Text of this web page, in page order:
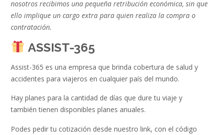
nosotros recibimos una pequeña retribución económica, sin que
ello implique un cargo extra para quien realiza la compra o
contratación.
ASSIST-365
Assist-365 es una empresa que brinda cobertura de salud y
accidentes para viajeros en cualquier país del mundo.
Hay planes para la cantidad de días que dure tu viaje y
también tienen disponibles planes anuales.
Podes pedir tu cotización desde nuestro link, con el código